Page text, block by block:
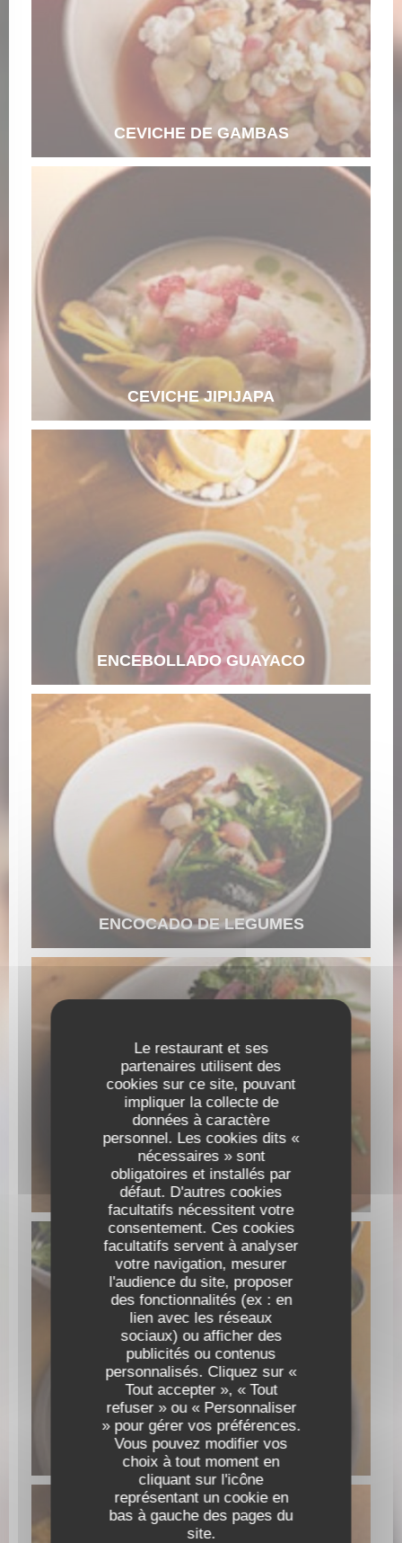
Le restaurant et ses
partenaires utilisent des
cookies sur ce site, pouvant
impliquer la collecte de
données à caractère
personnel. Les cookies dits «
nécessaires » sont
obligatoires et installés par
défaut. D'autres cookies
facultatifs nécessitent votre
consentement. Ces cookies
facultatifs servent à analyser
votre navigation, mesurer
l'audience du site, proposer
des fonctionnalités (ex : en
lien avec les réseaux
sociaux) ou afficher des
publicités ou contenus
personnalisés. Cliquez sur «
Tout accepter », « Tout
refuser » ou « Personnaliser
» pour gérer vos préférences.
Vous pouvez modifier vos
choix à tout moment en
cliquant sur l'icône
représentant un cookie en
bas à gauche des pages du
site.
CEVICHE DE GAMBAS
CEVICHE JIPIJAPA
ENCEBOLLADO GUAYACO
ENCOCADO DE LEGUMES
BAR A LA PLANCHA
MAGRET DE CANARD COLORADO